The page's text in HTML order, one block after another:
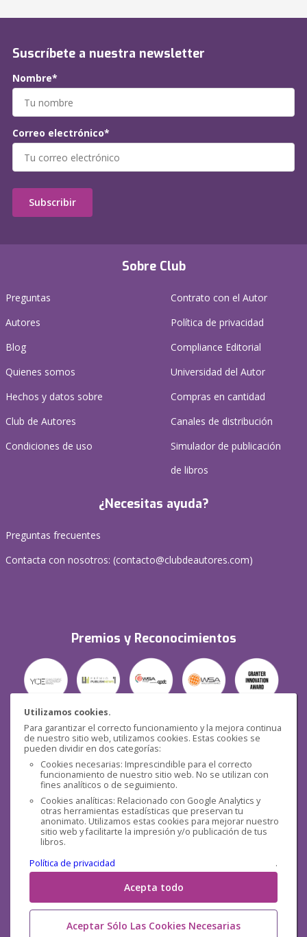
Utilizamos cookies.
Para garantizar el correcto funcionamiento y la mejora continua
de nuestro sitio web, utilizamos cookies. Estas cookies se
pueden dividir en dos categorías:
Cookies necesarias: Imprescindible para el correcto
funcionamiento de nuestro sitio web. No se utilizan con
fines analíticos o de seguimiento.
Cookies analíticas: Relacionado con Google Analytics y
otras herramientas estadísticas que preservan tu
anonimato. Utilizamos estas cookies para mejorar nuestro
sitio web y facilitarte la impresión y/o publicación de tus
libros.
Política de privacidad
.
Acepta todo
Aceptar Sólo Las Cookies Necesarias
Sobre Club
Preguntas
Autores
Blog
Quienes somos
Hechos y datos sobre
Club de Autores
Condiciones de uso
Contrato con el Autor
Política de privacidad
Compliance Editorial
Universidad del Autor
Compras en cantidad
Canales de distribución
Simulador de publicación
de libros
¿Necesitas ayuda?
Preguntas frecuentes
Contacta con nosotros: (contacto@clubdeautores.com)
Premios y Reconocimientos
Seguridad
Redes sociales
Suscríbete a nuestra newsletter
Nombre*
Correo electrónico*
Subscribir